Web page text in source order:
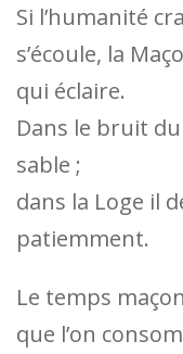
Si l’humanité
s’écoule, la
qui éclaire.
Dans le bruit
sable ;
dans la Loge il
patiemment.
Le temps
que l’on